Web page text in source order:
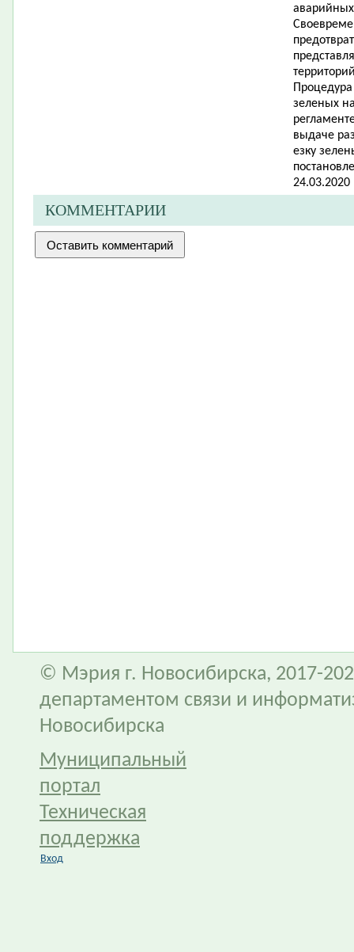
зеленых
выдаче
езку
КОММЕНТАРИИ
© Мэрия г. Новосибирска, 2017-
департаментом связи и
Новосибирска
Муниципальный
портал
Техническая
поддержка
Вход